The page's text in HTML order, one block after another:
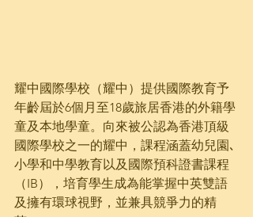
耀中國際學校（耀中）提供國際教育予
年齡屆於6個月至18歲旅居香港的外籍學
童及本地學童。向來被公認為香港頂級
國際學校之一的耀中，課程涵蓋幼兒園､
小學和中學教育以及國際預科證書課程
（IB），培育學生成為能掌握中英雙語
及擁有環球視野，並兼具競爭力的精